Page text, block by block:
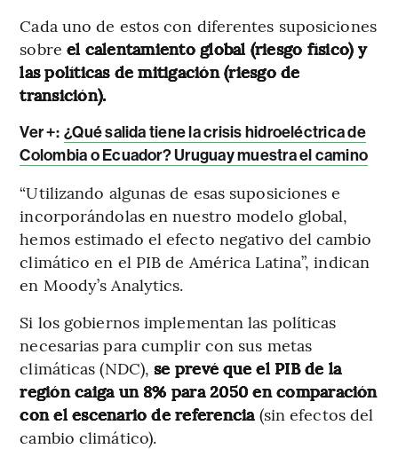
Cada uno de estos con diferentes suposiciones
sobre el calentamiento global (riesgo físico) y
las políticas de mitigación (riesgo de
transición).
Ver +: ¿Qué salida tiene la crisis hidroeléctrica de
Colombia o Ecuador? Uruguay muestra el camino
“Utilizando algunas de esas suposiciones e
incorporándolas en nuestro modelo global,
hemos estimado el efecto negativo del cambio
climático en el PIB de América Latina”, indican
en Moody’s Analytics.
Si los gobiernos implementan las políticas
necesarias para cumplir con sus metas
climáticas (NDC),se prevé que el PIB de la
región caiga un 8% para 2050 en comparación
con el escenario de referencia(sin efectos del
cambio climático).